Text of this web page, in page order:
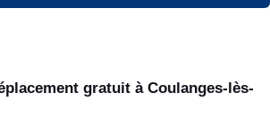
gratuit à Coulanges-lès-